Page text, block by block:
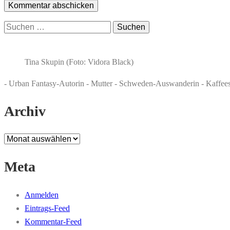
Suchen
Tina Skupin (Foto: Vidora Black)
- Urban Fantasy-Autorin - Mutter - Schweden-Auswanderin -
Archiv
Archiv
Meta
Anmelden
Eintrags-Feed
Kommentar-Feed